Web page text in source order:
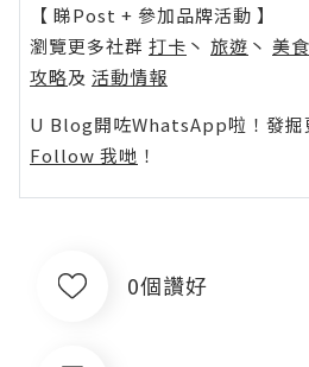
【 睇Post + 參加品牌活動 】
瀏覽更多社群 打卡 丶 旅遊 丶 美食
攻略及 活動情報
U Blog開咗WhatsApp啦！發掘
Follow 我哋 ！
0個讚好